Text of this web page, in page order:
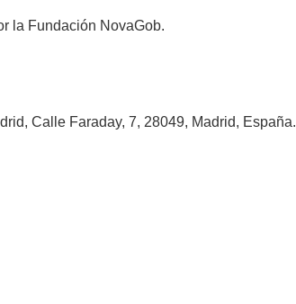
la Fundación NovaGob.
Calle Faraday, 7, 28049, Madrid, España.